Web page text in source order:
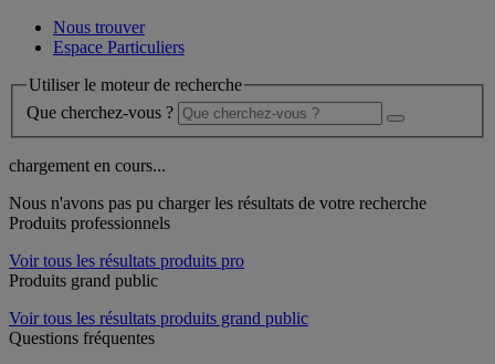
Nous trouver
Espace Particuliers
Utiliser le moteur de recherche
Que cherchez-vous ?
chargement en cours...
Nous n'avons pas pu charger les résultats de votre recherche
Produits professionnels
Voir tous les résultats produits pro
Produits grand public
Voir tous les résultats produits grand public
Questions fréquentes